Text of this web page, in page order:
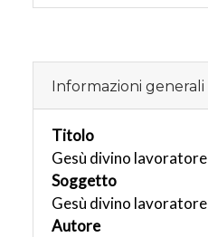
Informazioni generali
Titolo
Gesù divino lavoratore
Soggetto
Gesù divino lavoratore
Autore